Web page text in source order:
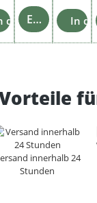
den Warenkorb
Einzelheiten In
innerhalb 24
Stunden